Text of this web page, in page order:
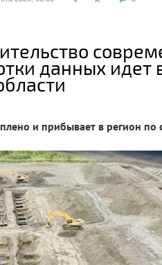
данных идет
и прибывает в регион